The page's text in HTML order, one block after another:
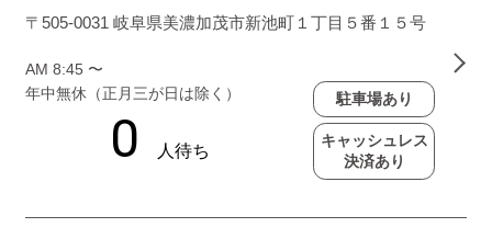
〒505-0031 岐阜県美濃加茂市新池町１丁目５番１５号
AM 8:45 〜
年中無休（正月三が日は除く）
駐車場あり
キャッシュレス
決済あり